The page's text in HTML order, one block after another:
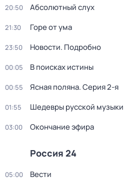
20:50 Абсолютный слух
21:30 Горе от ума
23:50 Новости. Подробно
00:05 В поисках истины
00:55 Ясная поляна. Серия 2-я
01:55 Шедевры русской музыки
03:00 Окончание эфира
Россия 24
05:00 Вести